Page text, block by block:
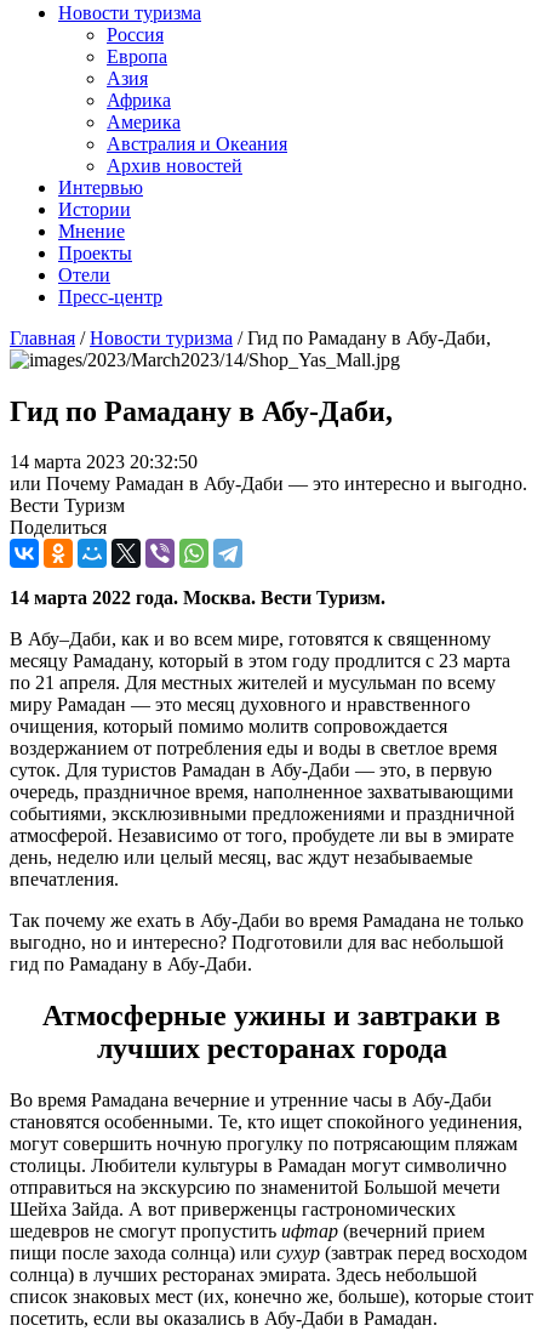
Новости туризма
Россия
Европа
Азия
Африка
Америка
Австралия и Океания
Архив новостей
Интервью
Истории
Мнение
Проекты
Отели
Пресс-центр
Главная /Новости туризма /Гид по Рамадану в Абу-Даби,
Гид по Рамадану в Абу-Даби,
14 марта 2023 20:32:50
или Почему Рамадан в Абу-Даби — это интересно и выгодно.
Вести Туризм
Поделиться
14 марта 2022 года. Москва. Вести Туризм.
В Абу–Даби, как и во всем мире, готовятся к священному
месяцу Рамадану, который в этом году продлится с 23 марта
по 21 апреля. Для местных жителей и мусульман по всему
миру Рамадан — это месяц духовного и нравственного
очищения, который помимо молитв сопровождается
воздержанием от потребления еды и воды в светлое время
суток. Для туристов Рамадан в Абу-Даби — это, в первую
очередь, праздничное время, наполненное захватывающими
событиями, эксклюзивными предложениями и праздничной
атмосферой. Независимо от того, пробудете ли вы в эмирате
день, неделю или целый месяц, вас ждут незабываемые
впечатления.
Так почему же ехать в Абу-Даби во время Рамадана не только
выгодно, но и интересно? Подготовили для вас небольшой
гид по Рамадану в Абу-Даби.
Атмосферные ужины и завтраки в
лучших ресторанах города
Во время Рамадана вечерние и утренние часы в Абу-Даби
становятся особенными. Те, кто ищет спокойного уединения,
могут совершить ночную прогулку по потрясающим пляжам
столицы. Любители культуры в Рамадан могут символично
отправиться на экскурсию по знаменитой Большой мечети
Шейха Зайда. А вот приверженцы гастрономических
шедевров не смогут пропустить ифтар (вечерний прием
пищи после захода солнца) или сухур (завтрак перед восходом
солнца) в лучших ресторанах эмирата. Здесь небольшой
список знаковых мест (их, конечно же, больше), которые стоит
посетить, если вы оказались в Абу-Даби в Рамадан.